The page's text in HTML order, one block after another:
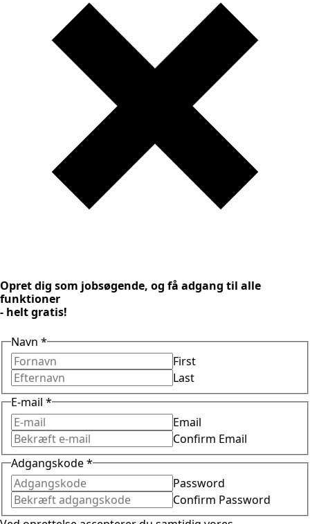
Opret dig som jobsøgende, og få adgang til alle
funktioner
- helt gratis!
Navn *
First
Last
E-mail *
Email
Confirm Email
Adgangskode*
Password
Confirm Password